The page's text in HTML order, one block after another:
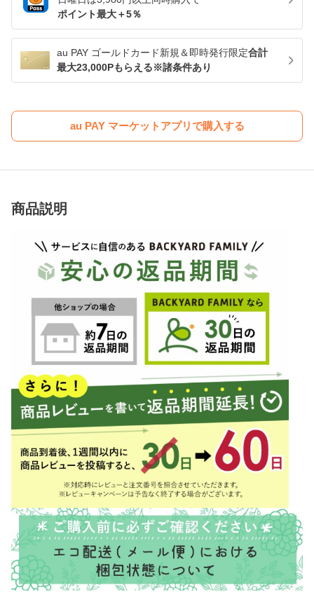
ポイント最大＋5％
au PAY ゴールドカード新規＆即時発行限定合計
最大23,000Pもらえる※諸条件あり
au PAY マーケットアプリで購入する
商品説明